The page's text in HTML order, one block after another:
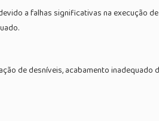
a falhas significativas na execução
de desníveis, acabamento